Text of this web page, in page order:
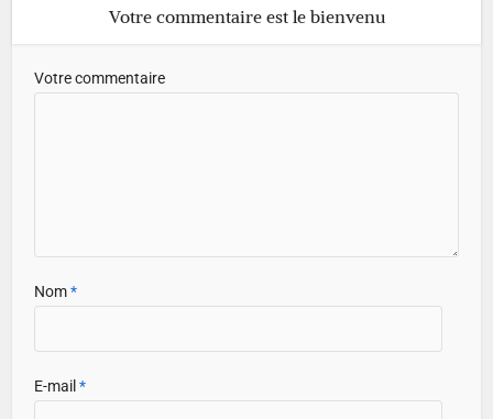
Votre commentaire est le bienvenu
Votre commentaire
Nom*
E-mail*